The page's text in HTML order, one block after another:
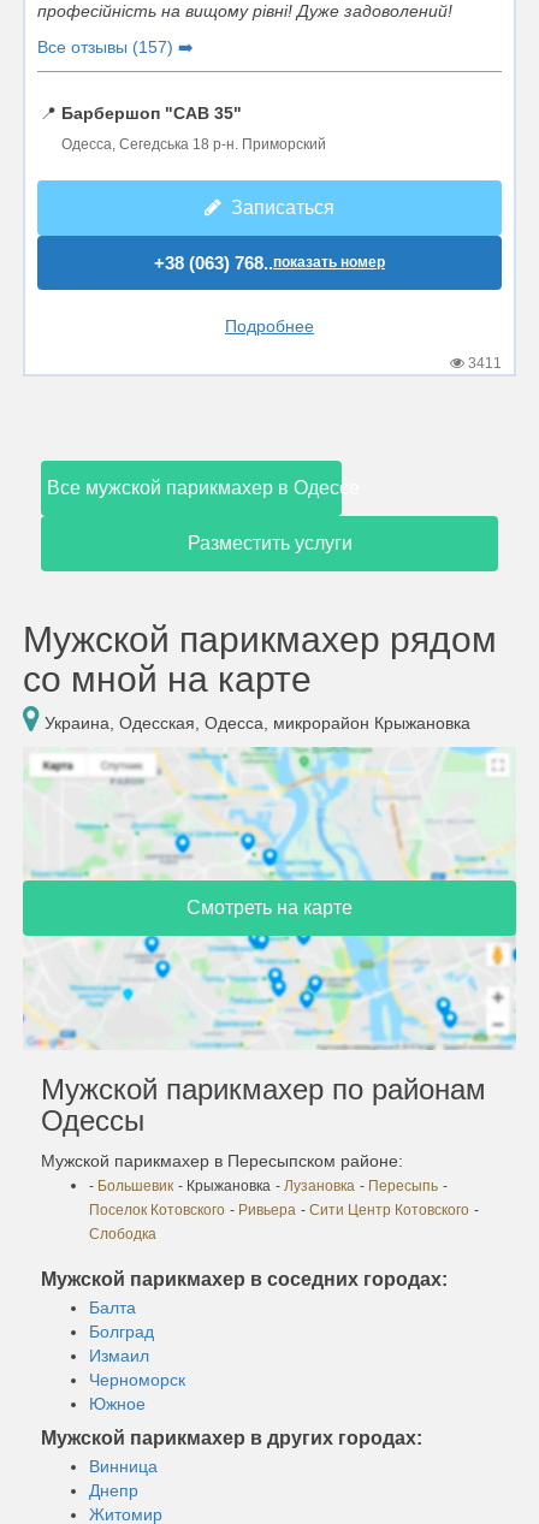
професійність на вищому рівні! Дуже задоволений!
Все отзывы (157) ➡️
📍 Барбершоп "CAB 35"
Одесса, Сегедська 18 р-н. Приморский
Записаться
+38 (063) 768..показать номер
Подробнее
3411
Все мужской парикмахер в Одессе
Разместить услуги
Мужской парикмахер рядом
со мной на карте
Украина, Одесская, Одесса, микрорайон Крыжановка
Смотреть на карте
Мужской парикмахер по районам
Одессы
Мужской парикмахер в Пересыпском районе:
- Большевик - Крыжановка - Лузановка - Пересыпь -
Поселок Котовского - Ривьера - Сити Центр Котовского -
Слободка
Мужской парикмахер в соседних городах:
Балта
Болград
Измаил
Черноморск
Южное
Мужской парикмахер в других городах:
Винница
Днепр
Житомир